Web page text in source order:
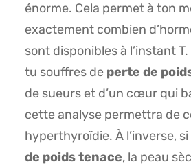
énorme. Cela permet à ton
exactement combien
sont disponibles à l’instant
tu souffres de perte de
de sueurs et d’un cœur qui
cette analyse permettra de
hyperthyroïdie. À l’inverse,
de poids tenace, la peau